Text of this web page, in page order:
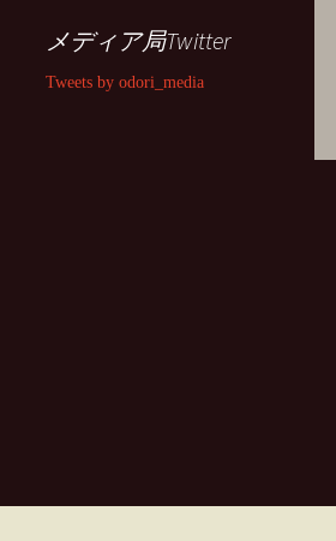
メディア局Twitter
Tweets by odori_media